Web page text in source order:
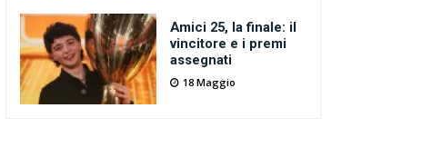
Amici 25, la finale: il
vincitore e i premi
assegnati
18 Maggio